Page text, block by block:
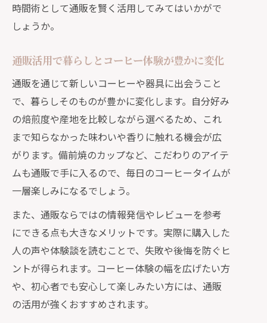
時間術として通販を賢く活用してみてはいかがで
しょうか。
通販活用で暮らしとコーヒー体験が豊かに変化
通販を通じて新しいコーヒーや器具に出会うこと
で、暮らしそのものが豊かに変化します。自分好み
の焙煎度や産地を比較しながら選べるため、これ
まで知らなかった味わいや香りに触れる機会が広
がります。備前焼のカップなど、こだわりのアイテ
ムも通販で手に入るので、毎日のコーヒータイムが
一層楽しみになるでしょう。
また、通販ならではの情報発信やレビューを参考
にできる点も大きなメリットです。実際に購入した
人の声や体験談を読むことで、失敗や後悔を防ぐヒ
ントが得られます。コーヒー体験の幅を広げたい方
や、初心者でも安心して楽しみたい方には、通販
の活用が強くおすすめされます。